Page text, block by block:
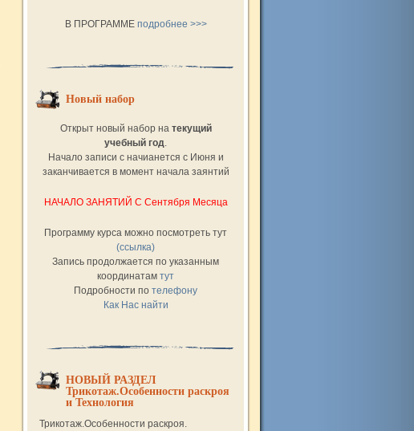
В ПРОГРАММЕ подробнее >>>
Новый набор
Открыт новый набор на текущий
учебный год.
Начало записи с начианется с Июня и
заканчивается в момент начала заянтий
НАЧАЛО ЗАНЯТИЙ С Сентября Месяца
Программу курса можно посмотреть тут
(ссылка)
Запись продолжается по указанным
координатам тут
Подробности по телефону
Как Нас найти
НОВЫЙ РАЗДЕЛ
Трикотаж.Особенности раскроя
и Технология
Трикотаж.Особенности раскроя.